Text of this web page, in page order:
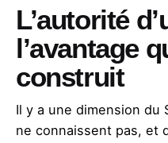
L’autorité
l’avantage
construit
Il y a une dimension du
ne connaissent pas, et